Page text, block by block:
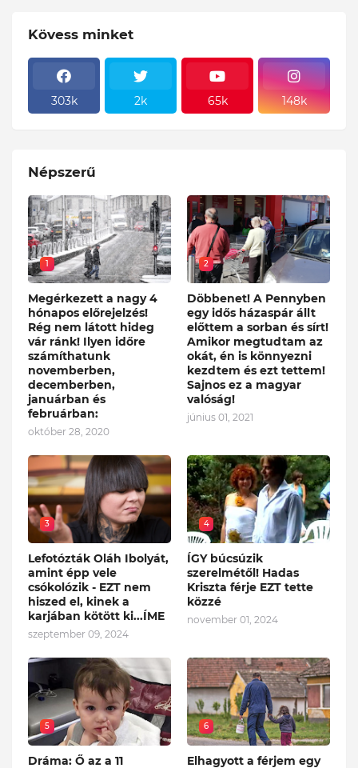
Kövess minket
303k 2k 65k 148k
Népszerű
1
Megérkezett a nagy 4
hónapos előrejelzés!
Rég nem látott hideg
vár ránk! Ilyen időre
számíthatunk
novemberben,
decemberben,
januárban és
februárban:
október 28, 2020
2
Döbbenet! A Pennyben
egy idős házaspár állt
előttem a sorban és sírt!
Amikor megtudtam az
okát, én is könnyezni
kezdtem és ezt tettem!
Sajnos ez a magyar
valóság!
június 01, 2021
3
Lefotózták Oláh Ibolyát,
amint épp vele
csókolózik - EZT nem
hiszed el, kinek a
karjában kötött ki...ÍME
szeptember 09, 2024
4
ÍGY búcsúzik
szerelmétől! Hadas
Kriszta férje EZT tette
közzé
november 01, 2024
5
Dráma: Ő az a 11
6
Elhagyott a férjem egy